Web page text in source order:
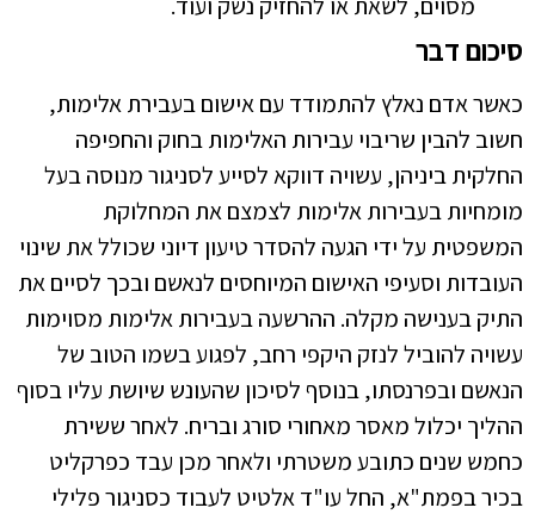
סיכום דבר
כאשר אדם נאלץ להתמודד עם אישום בעבירת אלימות,
חשוב להבין שריבוי עבירות האלימות בחוק והחפיפה
החלקית ביניהן, עשויה דווקא לסייע לסניגור מנוסה בעל
מומחיות בעבירות אלימות לצמצם את המחלוקת
המשפטית על ידי הגעה להסדר טיעון דיוני שכולל את שינוי
העובדות וסעיפי האישום המיוחסים לנאשם ובכך לסיים את
התיק בענישה מקלה. ההרשעה בעבירות אלימות מסוימות
עשויה להוביל לנזק היקפי רחב, לפגוע בשמו הטוב של
הנאשם ובפרנסתו, בנוסף לסיכון שהעונש שיושת עליו בסוף
ההליך יכלול מאסר מאחורי סורג ובריח. לאחר ששירת
כחמש שנים כתובע משטרתי ולאחר מכן עבד כפרקליט
בכיר בפמת"א, החל עו"ד אלטיט לעבוד כסניגור פלילי